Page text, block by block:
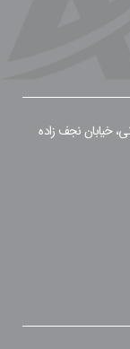
خیابان نجف زاده